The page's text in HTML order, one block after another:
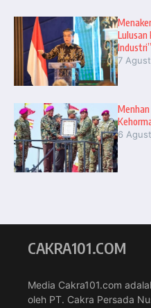
Lulusan
Industri”
7
6
CAKRA101.COM
Media Cakra101.com
oleh PT. Cakra Persada